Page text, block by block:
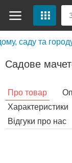
саду та
Садове
Про товар
Характеристики
Відгуки про нас